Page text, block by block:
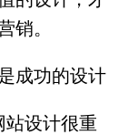
销。
成功的设计
站设计很重